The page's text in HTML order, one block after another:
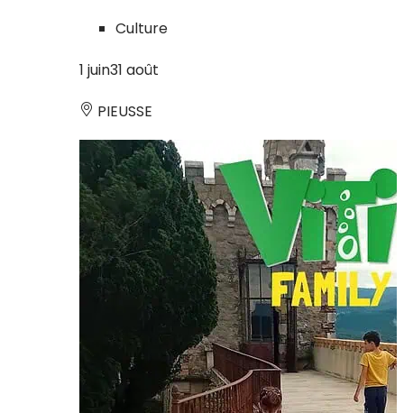
Culture
1 juin31 août
PIEUSSE